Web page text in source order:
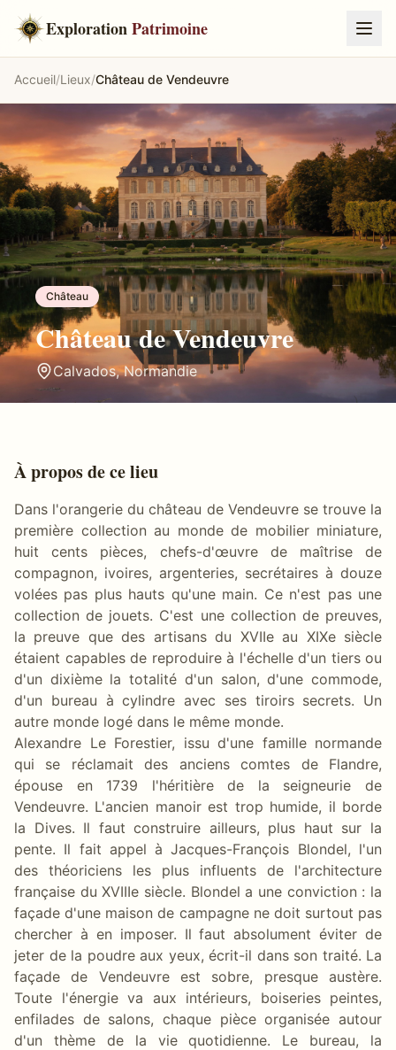
ExplorationPatrimoine
Accueil/Lieux/Château de Vendeuvre
Château
Château de Vendeuvre
Calvados,Normandie
À propos de ce lieu
Dans l'orangerie du château de Vendeuvre se trouve la
première collection au monde de mobilier miniature,
huit cents pièces, chefs-d'œuvre de maîtrise de
compagnon, ivoires, argenteries, secrétaires à douze
volées pas plus hauts qu'une main. Ce n'est pas une
collection de jouets. C'est une collection de preuves,
la preuve que des artisans du XVIIe au XIXe siècle
étaient capables de reproduire à l'échelle d'un tiers ou
d'un dixième la totalité d'un salon, d'une commode,
d'un bureau à cylindre avec ses tiroirs secrets. Un
autre monde logé dans le même monde.
Alexandre Le Forestier, issu d'une famille normande
qui se réclamait des anciens comtes de Flandre,
épouse en 1739 l'héritière de la seigneurie de
Vendeuvre. L'ancien manoir est trop humide, il borde
la Dives. Il faut construire ailleurs, plus haut sur la
pente. Il fait appel à Jacques-François Blondel, l'un
des théoriciens les plus influents de l'architecture
française du XVIIIe siècle. Blondel a une conviction : la
façade d'une maison de campagne ne doit surtout pas
chercher à en imposer. Il faut absolument éviter de
jeter de la poudre aux yeux, écrit-il dans son traité. La
façade de Vendeuvre est sobre, presque austère.
Toute l'énergie va aux intérieurs, boiseries peintes,
enfilades de salons, chaque pièce organisée autour
d'un thème de la vie quotidienne. Le bureau, la